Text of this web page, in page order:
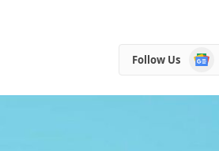
Follow Us
Google
News